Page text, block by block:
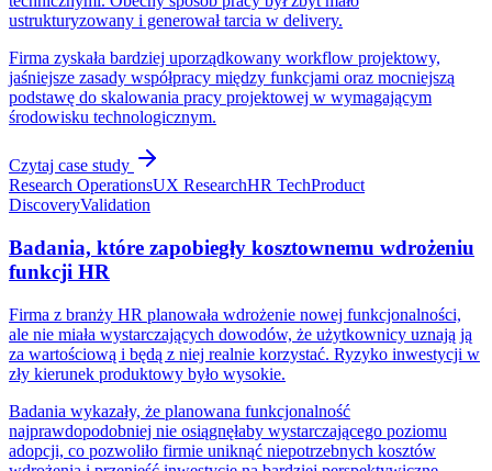
ustrukturyzowany i generował tarcia w delivery.
Firma zyskała bardziej uporządkowany workflow projektowy,
jaśniejsze zasady współpracy między funkcjami oraz mocniejszą
podstawę do skalowania pracy projektowej w wymagającym
środowisku technologicznym.
Czytaj case study
Research OperationsUX ResearchHR TechProduct
DiscoveryValidation
Badania, które zapobiegły kosztownemu wdrożeniu
funkcji HR
Firma z branży HR planowała wdrożenie nowej funkcjonalności,
ale nie miała wystarczających dowodów, że użytkownicy uznają ją
za wartościową i będą z niej realnie korzystać. Ryzyko inwestycji w
zły kierunek produktowy było wysokie.
Badania wykazały, że planowana funkcjonalność
najprawdopodobniej nie osiągnęłaby wystarczającego poziomu
adopcji, co pozwoliło firmie uniknąć niepotrzebnych kosztów